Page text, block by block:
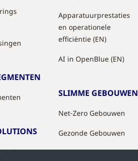
you
Apparatuurprestaties
en operationele
efficiëntie (EN)
AI in OpenBlue (EN)
SLIMME GEBOUWEN
Net‑Zero Gebouwen
Gezonde Gebouwen